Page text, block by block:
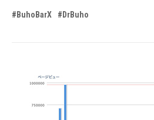
#BuhoBarX #DrBuho